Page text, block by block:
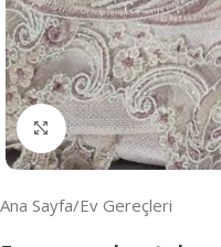
Resmi Büyüt
Ana Sayfa/Ev Gereçleri